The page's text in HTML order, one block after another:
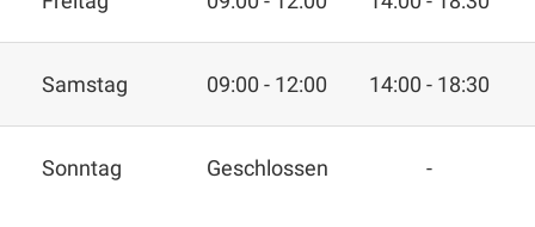
Samstag 09:00 - 12:00 14:00 - 18:30
Sonntag Geschlossen -